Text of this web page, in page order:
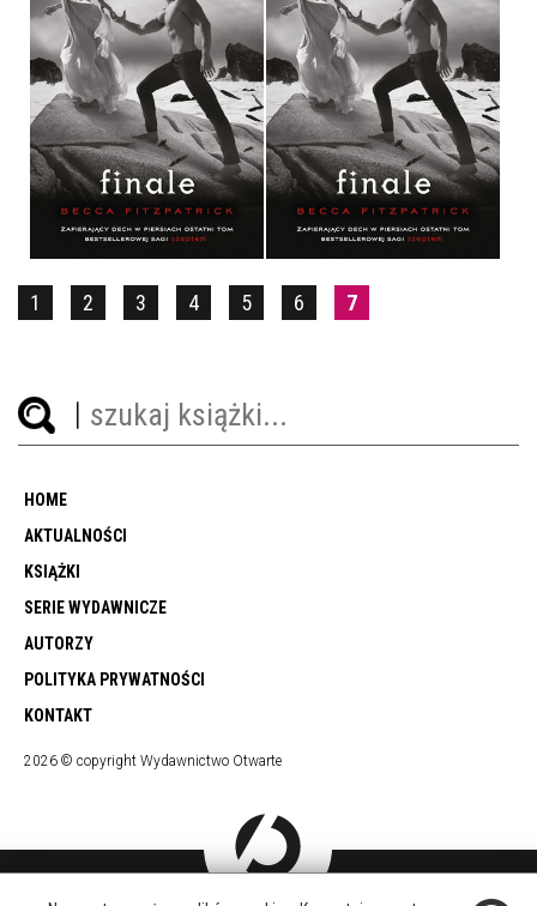
FINALE
BECCA FITZPATRICK
OPRAWA TWARDA
39,90 ZŁ
FINALE
BECCA FITZPATRICK
OPRAWA MIĘKKA
34,90 ZŁ
1 2 3 4 5 6 7
HOME
AKTUALNOŚCI
KSIĄŻKI
SERIE WYDAWNICZE
AUTORZY
POLITYKA PRYWATNOŚCI
KONTAKT
2026 © copyright Wydawnictwo Otwarte